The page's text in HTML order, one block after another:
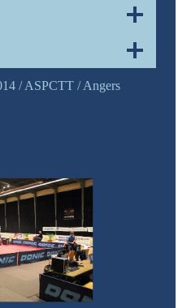
/ ASPCTT / Angers